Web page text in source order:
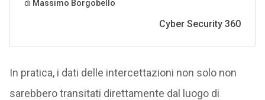
In pratica, i dati delle intercettazioni non solo non
sarebbero transitati direttamente dal luogo di